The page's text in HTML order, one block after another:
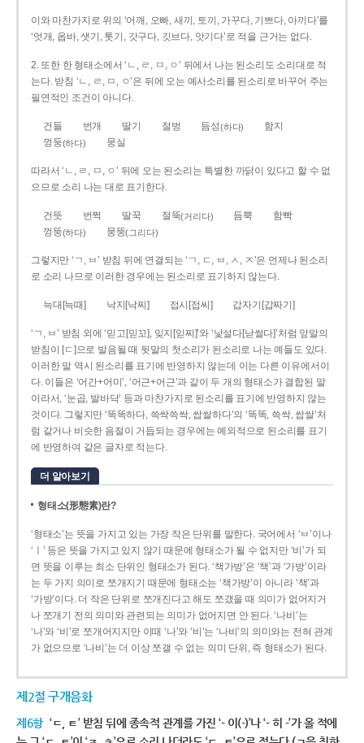
이와 마찬가지로 위의 ‘어깨, 오빠, 새끼, 토끼, 가꾸다, 기쁘다, 아끼다’를
‘엇개, 옵바, 샛기, 톳기, 갓구다, 깃브다, 앗기다’로 적을 근거는 없다.
2. 또한 한 형태소에서 ‘ㄴ, ㄹ, ㅁ, ㅇ’ 뒤에서 나는 된소리도 소리대로 적
는다. 받침 ‘ㄴ, ㄹ, ㅁ, ㅇ’은 뒤에 오는 예사소리를 된소리로 바꾸어 주는
필연적인 조건이 아니다.
건들 번개 딸기 절벙 듬성(하다)
함지
껑둥(하다) 뭉실
따라서 ‘ㄴ, ㄹ, ㅁ, ㅇ’ 뒤에 오는 된소리는 특별한 까닭이 있다고 할 수 없
으므로 소리 나는 대로 표기한다.
건뜻 번쩍 딸꾹 절뚝(거리다) 듬뿍
함빡
껑뚱(하다) 뭉뚱(그리다)
그렇지만 ‘ㄱ, ㅂ’ 받침 뒤에 연결되는 ‘ㄱ, ㄷ, ㅂ, ㅅ, ㅈ’은 언제나 된소리
로 소리 나므로 이러한 경우에는 된소리로 표기하지 않는다.
늑대[늑때] 낙지[낙찌] 접시[접씨] 갑자기[갑짜기]
‘ㄱ, ㅂ’ 받침 외에 ‘믿고[믿꼬], 잊지[읻찌]’와 ‘낯설다[낟썰다]’처럼 앞말의
받침이 [ㄷ]으로 발음될 때 뒷말의 첫소리가 된소리로 나는 예들도 있다.
이러한 말 역시 된소리를 표기에 반영하지 않는데 이는 다른 이유에서이
다. 이들은 ‘어간+어미’, ‘어근+어근’과 같이 두 개의 형태소가 결합된 말
이라서, ‘눈곱, 발바닥’ 등과 마찬가지로 된소리를 표기에 반영하지 않는
것이다. 그렇지만 ‘똑똑하다, 쓱싹쓱싹, 쌉쌀하다’의 ‘똑똑, 쓱싹, 쌉쌀’처
럼 같거나 비슷한 음절이 거듭되는 경우에는 예외적으로 된소리를 표기
에 반영하여 같은 글자로 적는다.
더 알아보기
형태소(形態素)란?
‘형태소’는 뜻을 가지고 있는 가장 작은 단위를 말한다. 국어에서 ‘ㅂ’이나
‘ㅣ’ 등은 뜻을 가지고 있지 않기 때문에 형태소가 될 수 없지만 ‘비’가 되
면 뜻을 이루는 최소 단위인 형태소가 된다. ‘책가방’은 ‘책’과 ‘가방’이라
는 두 가지 의미로 쪼개지기 때문에 형태소는 ‘책가방’이 아니라 ‘책’과
‘가방’이다. 더 작은 단위로 쪼개진다고 해도 쪼갰을 때 의미가 없어지거
나 쪼개기 전의 의미와 관련되는 의미가 없어지면 안 된다. ‘나비’는
‘나’와 ‘비’로 쪼개어지지만 이때 ‘나’와 ‘비’는 ‘나비’의 의미와는 전혀 관계
가 없으므로 ‘나비’는 더 이상 쪼갤 수 없는 의미 단위, 즉 형태소가 된다.
제2절 구개음화
제6항 ‘ㄷ, ㅌ’ 받침 뒤에 종속적 관계를 가진 ‘- 이(-)’나 ‘- 히 -’가 올 적에